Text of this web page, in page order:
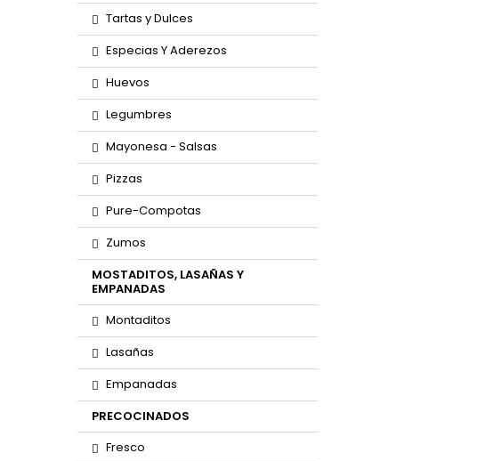
Tartas y Dulces
Especias Y Aderezos
Huevos
Legumbres
Mayonesa - Salsas
Pizzas
Pure-Compotas
Zumos
MOSTADITOS, LASAÑAS Y
EMPANADAS
Montaditos
Lasañas
Empanadas
PRECOCINADOS
Fresco